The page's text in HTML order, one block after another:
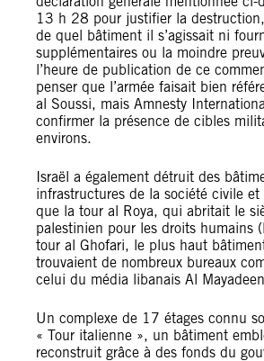
13 h 28 pour justifier la
de quel bâtiment il s’agissait ni
supplémentaires ou la moindre
l’heure de publication de ce
penser que l’armée faisait bien
al Soussi, mais Amnesty
confirmer la présence de cibles
environs.
Israël a également détruit des
infrastructures de la société civile
que la tour al Roya, qui abritait le
palestinien pour les droits humains
tour al Ghofari, le plus haut
trouvaient de nombreux bureaux
celui du média libanais Al
Un complexe de 17 étages connu
« Tour italienne », un bâtiment
reconstruit grâce à des fonds du